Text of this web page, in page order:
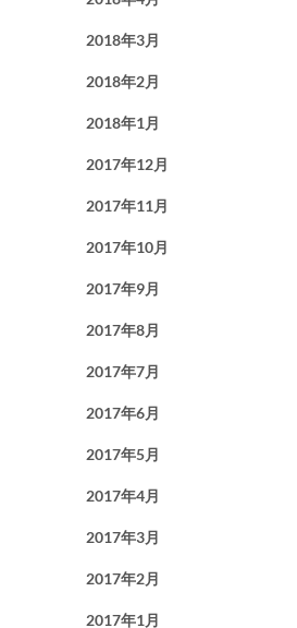
2018年3月
2018年2月
2018年1月
2017年12月
2017年11月
2017年10月
2017年9月
2017年8月
2017年7月
2017年6月
2017年5月
2017年4月
2017年3月
2017年2月
2017年1月